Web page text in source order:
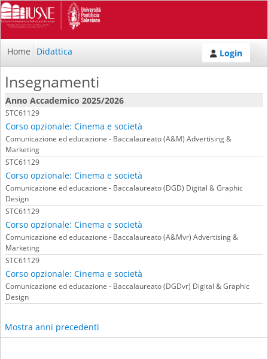
Home Didattica Login
Insegnamenti
Anno Accademico 2025/2026
STC61129
Corso opzionale: Cinema e società
Comunicazione ed educazione - Baccalaureato (A&M) Advertising &
Marketing
STC61129
Corso opzionale: Cinema e società
Comunicazione ed educazione - Baccalaureato (DGD) Digital & Graphic
Design
STC61129
Corso opzionale: Cinema e società
Comunicazione ed educazione - Baccalaureato (A&Mvr) Advertising &
Marketing
STC61129
Corso opzionale: Cinema e società
Comunicazione ed educazione - Baccalaureato (DGDvr) Digital & Graphic
Design
Mostra anni precedenti